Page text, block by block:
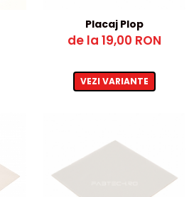
Placaj Plop
de la 19,00 RON
VEZI VARIANTE